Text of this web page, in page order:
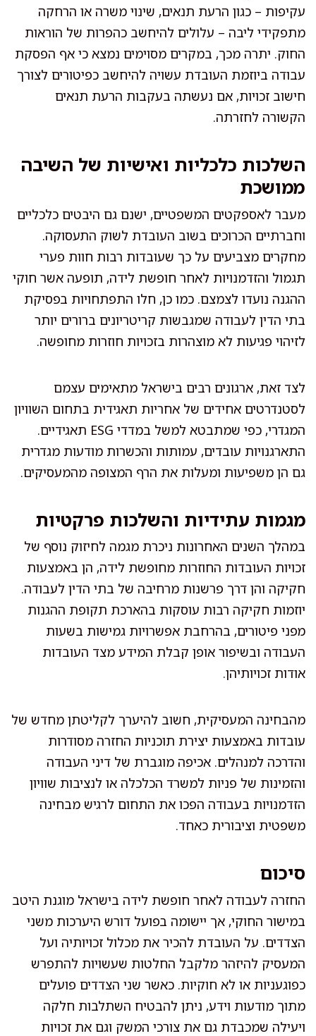
עקיפות – כגון הרעת תנאים, שינוי משרה או הרחקה
מתפקידי ליבה – עלולים להיחשב כהפרות של הוראות
החוק. יתרה מכך, במקרים מסוימים נמצא כי אף הפסקת
עבודה ביוזמת העובדת עשויה להיחשב כפיטורים לצורך
חישוב זכויות, אם נעשתה בעקבות הרעת תנאים
הקשורה לחזרתה.
השלכות כלכליות ואישיות של השיבה
ממושכת
מעבר לאספקטים המשפטיים, ישנם גם היבטים כלכליים
וחברתיים הכרוכים בשוב העובדת לשוק התעסוקה.
מחקרים מצביעים על כך שעובדות רבות חוות פערי
תגמול והזדמנויות לאחר חופשת לידה, תופעה אשר חוקי
ההגנה נועדו לצמצם. כמו כן, חלו התפתחויות בפסיקת
בתי הדין לעבודה שמגבשות קריטריונים ברורים יותר
לזיהוי פגיעות לא מוצהרות בזכויות חוזרות מחופשה.
לצד זאת, ארגונים רבים בישראל מתאימים עצמם
לסטנדרטים אחידים של אחריות תאגידית בתחום השוויון
המגדרי, כפי שמתבטא למשל במדדי ESG תאגידיים.
התארגנויות עובדים, עמותות והכשרות מודעות מגדרית
גם הן משפיעות ומעלות את הרף המצופה מהמעסיקים.
מגמות עתידיות והשלכות פרקטיות
במהלך השנים האחרונות ניכרת מגמה לחיזוק נוסף של
זכויות העובדות החוזרות מחופשת לידה, הן באמצעות
חקיקה והן דרך פרשנות מרחיבה של בתי הדין לעבודה.
יוזמות חקיקה רבות עוסקות בהארכת תקופת ההגנות
מפני פיטורים, בהרחבת אפשרויות גמישות בשעות
העבודה ובשיפור אופן קבלת המידע מצד העובדות
אודות זכויותיהן.
מהבחינה המעסיקית, חשוב להיערך לקליטתן מחדש של
עובדות באמצעות יצירת תוכניות החזרה מסודרות
והדרכה למנהלים. אכיפה מוגברת של דיני העבודה
והזמינות של פניות למשרד הכלכלה או לנציבות שוויון
הזדמנויות בעבודה הפכו את התחום לרגיש מבחינה
משפטית וציבורית כאחד.
סיכום
החזרה לעבודה לאחר חופשת לידה בישראל מוגנת היטב
במישור החוקי, אך יישומה בפועל דורש היערכות משני
הצדדים. על העובדת להכיר את מכלול זכויותיה ועל
המעסיק להיזהר מלקבל החלטות שעשויות להתפרש
כפוגעניות או לא חוקיות. כאשר שני הצדדים פועלים
מתוך מודעות וידע, ניתן להבטיח השתלבות חלקה
ויעילה שמכבדת גם את צורכי המשק וגם את זכויות